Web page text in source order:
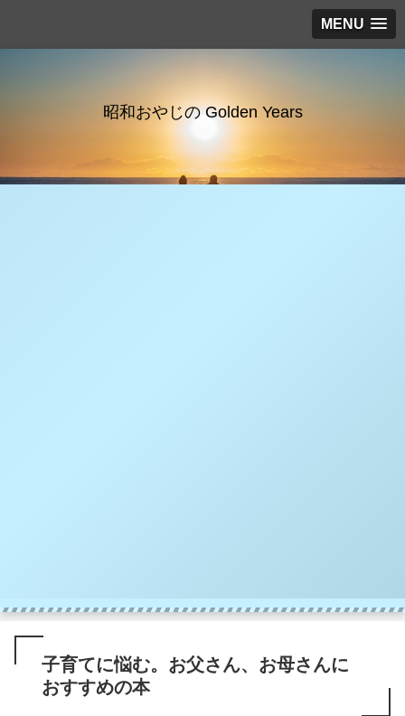
MENU
昭和おやじの Golden Years
子育てに悩む。お父さん、お母さんに
おすすめの本